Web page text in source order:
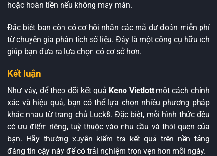
hoặc hoàn tiền nếu không may mắn.
Đặc biệt bạn còn có cơ hội nhận các mã dự đoán miễn phí
từ chuyên gia phân tích số liệu. Đây là một công cụ hữu ích
giúp bạn đưa ra lựa chọn có cơ sở hơn.
Kết luận
Như vậy, để theo dõi kết quả Keno Vietlottmột cách chính
xác và hiệu quả, bạn có thể lựa chọn nhiều phương pháp
khác nhau từ trang chủ Luck8. Đặc biệt, mỗi hình thức đều
có ưu điểm riêng, tuỳ thuộc vào nhu cầu và thói quen của
bạn. Hãy thường xuyên kiểm tra kết quả trên nền tảng
đáng tin cậy này để có trải nghiệm trọn vẹn hơn mỗi ngày.